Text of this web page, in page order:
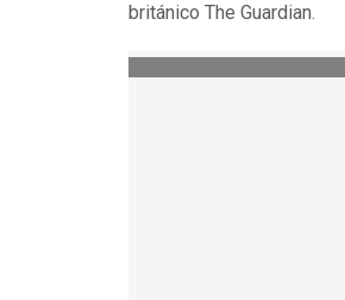
británico The Guardian.